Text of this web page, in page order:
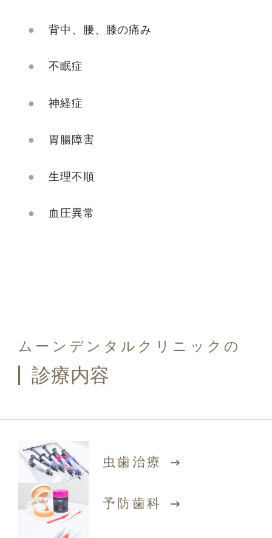
背中、腰、膝の痛み
不眠症
神経症
胃腸障害
生理不順
血圧異常
ムーンデンタルクリニックの
診療内容
虫歯治療
予防歯科